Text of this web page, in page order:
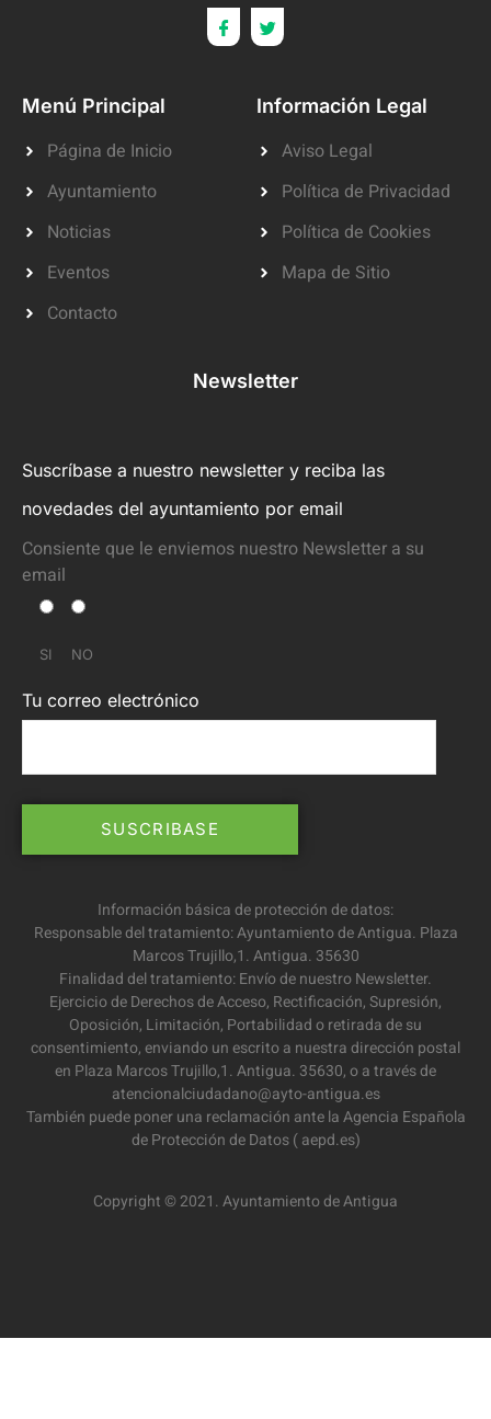
Menú Principal
Página de Inicio
Ayuntamiento
Noticias
Eventos
Contacto
Información Legal
Aviso Legal
Política de Privacidad
Política de Cookies
Mapa de Sitio
Newsletter
Suscríbase a nuestro newsletter y reciba las
novedades del ayuntamiento por email
Consiente que le enviemos nuestro Newsletter a su
email
SI NO
Tu correo electrónico
Información básica de protección de datos:
Responsable del tratamiento: Ayuntamiento de Antigua. Plaza
Marcos Trujillo,1. Antigua. 35630
Finalidad del tratamiento: Envío de nuestro Newsletter.
Ejercicio de Derechos de Acceso, Rectificación, Supresión,
Oposición, Limitación, Portabilidad o retirada de su
consentimiento, enviando un escrito a nuestra dirección postal
en Plaza Marcos Trujillo,1. Antigua. 35630, o a través de
atencionalciudadano@ayto-antigua.es
También puede poner una reclamación ante la Agencia Española
de Protección de Datos ( aepd.es)
Copyright © 2021. Ayuntamiento de Antigua